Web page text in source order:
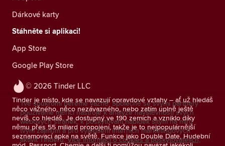
© 2026 Tinder LLC
Tinder je místo, kde se navazují opravdové vztahy – ať už hledáš
něco vážného, něco nezávazného, nebo zatím úplně ještě
nevíš, co hledáš. Je dostupný ve 190 zemích a vzniklo díky
němu přes 55 miliard propojení, takže je to nejpopulárnější
seznamovací apka na světě. Funkce jako Double Date, Hudební
Dárkové karty
Stáhněte si aplikaci!
App Store
Google Play Store
Tvé soukromí bereme vážně. Společně se svými partnery
používáme měřicí nástroje k analýze návštěvnosti svých
webových stránek, k poskytování nabídek šitým na míru
tvým zájmům a pro vylepšení interních marketingových
aktivit Tinderu. Více informací o cookies a poskytovatelích,